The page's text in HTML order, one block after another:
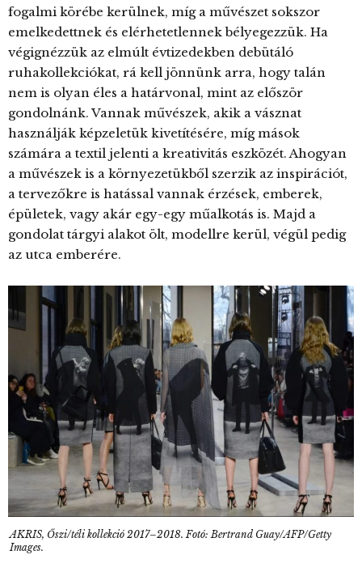
fogalmi körébe kerülnek, míg a művészet sokszor
emelkedettnek és elérhetetlennek bélyegezzük. Ha
végignézzük az elmúlt évtizedekben debütáló
ruhakollekciókat, rá kell jönnünk arra, hogy talán
nem is olyan éles a határvonal, mint az először
gondolnánk. Vannak művészek, akik a vásznat
használják képzeletük kivetítésére, míg mások
számára a textil jelenti a kreativitás eszközét. Ahogyan
a művészek is a környezetükből szerzik az inspirációt,
a tervezőkre is hatással vannak érzések, emberek,
épületek, vagy akár egy-egy műalkotás is. Majd a
gondolat tárgyi alakot ölt, modellre kerül, végül pedig
az utca emberére.
AKRIS, Őszi/téli kollekció 2017–2018. Fotó: Bertrand Guay/AFP/Getty
Images.